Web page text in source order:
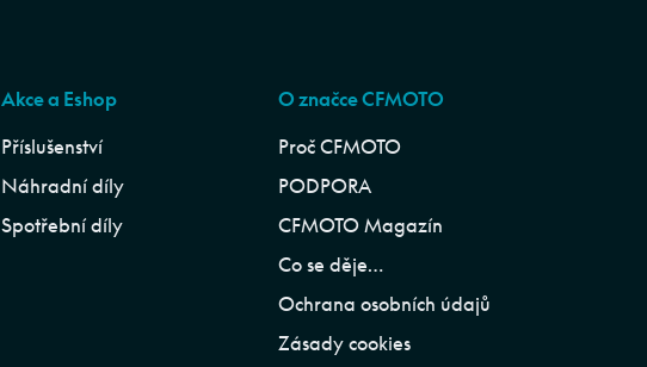
Akce a Eshop
Příslušenství
Náhradní díly
Spotřební díly
O značce CFMOTO
Proč CFMOTO
PODPORA
CFMOTO Magazín
Co se děje…
Ochrana osobních údajů
Zásady cookies